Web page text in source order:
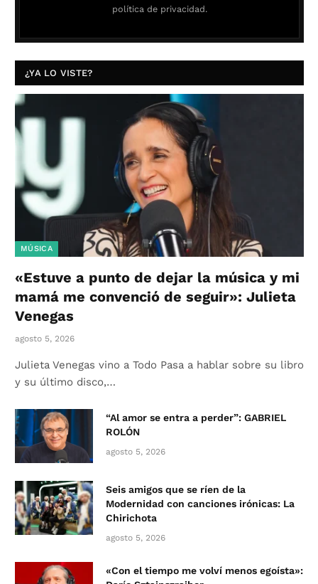
política de privacidad.
¿YA LO VISTE?
MÚSICA
«Estuve a punto de dejar la música y mi
mamá me convenció de seguir»: Julieta
Venegas
agosto 5, 2026
Julieta Venegas vino a Todo Pasa a hablar sobre su libro
y su último disco,…
“Al amor se entra a perder”: GABRIEL
ROLÓN
agosto 5, 2026
Seis amigos que se ríen de la
Modernidad con canciones irónicas: La
Chirichota
agosto 5, 2026
«Con el tiempo me volví menos egoísta»: